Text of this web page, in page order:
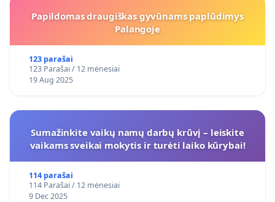
Papildomas draugiškas gyvūnams paplūdimys
Palangoje
123 parašai
123 Parašai / 12 mėnesiai
19 Aug 2025
Sumažinkite vaikų namų darbų krūvį – leiskite
vaikams sveikai mokytis ir turėti laiko kūrybai!
114 parašai
114 Parašai / 12 mėnesiai
9 Dec 2025